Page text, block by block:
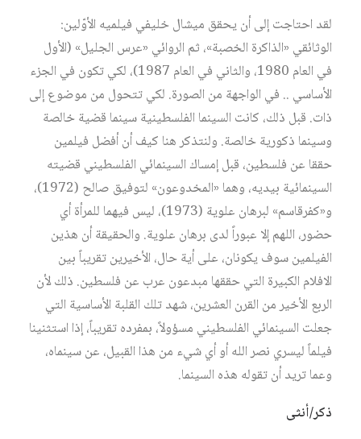
لقد احتاجت إلى أن يحقق ميشال خليفي فيلميه الأوّلين:
الوثائقي «الذاكرة الخصبة»، ثم الروائي «عرس الجليل» (الأول
في العام 1980، والثاني في العام 1987)، لكي تكون في الجزء
الأساسي .. في الواجهة من الصورة. لكي تتحول من موضوع إلى
ذات. قبل ذلك، كانت السينما الفلسطينية سينما قضية خالصة
وسينما ذكورية خالصة. ولنتذكر هنا كيف أن أفضل فيلمين
حققا عن فلسطين، قبل إمساك السينمائي الفلسطيني قضيته
السينمائية بيديه، وهما «المخدوعون» لتوفيق صالح (1972)،
و«كفرقاسم» لبرهان علوية (1973)، ليس فيهما للمرأة أي
حضور، اللهم إلا عبوراً لدى برهان علوية. والحقيقة أن هذين
الفيلمين سوف يكونان، على أية حال، الأخيرين تقريباً بين
الافلام الكبيرة التي حققها مبدعون عرب عن فلسطين. ذلك لأن
الربع الأخير من القرن العشرين، شهد تلك القلبة الأساسية التي
جعلت السينمائي الفلسطيني مسؤولاً، بمفرده تقريباً، إذا استثنينا
فيلماً ليسري نصر الله أو أي شيء من هذا القبيل، عن سينماه،
وعما تريد أن تقوله هذه السينما.
ذكر/أنثى